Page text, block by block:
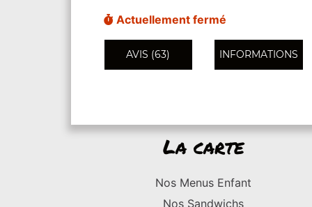
Actuellement fermé
AVIS (63) INFORMATIONS
La carte
Nos Menus Enfant
Nos Sandwichs